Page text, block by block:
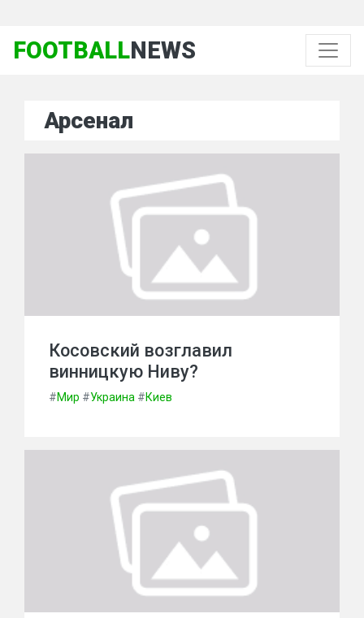
FOOTBALLNEWS
Арсенал
Косовский возглавил
винницкую Ниву?
#Мир #Украина #Киев